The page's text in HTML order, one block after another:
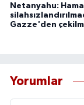
Netanyahu:
Gazze'den
Yorumlar